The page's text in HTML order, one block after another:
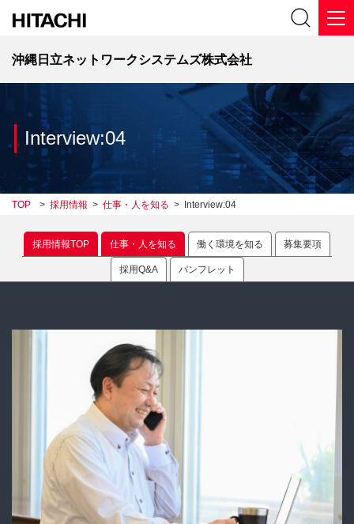
沖縄日立ネットワークシステムズ株式会社
Interview:04
TOP > 採用情報 > 仕事・人を知る > Interview:04
採用情報TOP 仕事・人を知る 働く環境を知る 募集要項
採用Q&A パンフレット